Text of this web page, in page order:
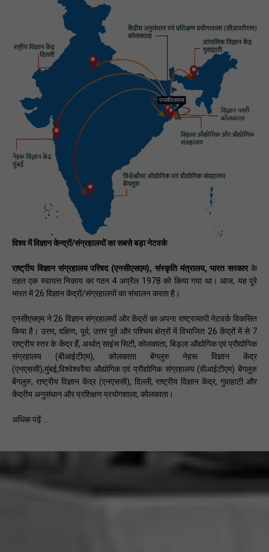
विश्व में विज्ञान केन्द्रों/संग्रहालयों का सबसे बड़ा नेटवर्क
राष्ट्रीय विज्ञान संग्रहालय परिषद (एनसीएसएम), संस्कृति मंत्रालय, भारत सरकारके
तहत एक स्वायत्त निकाय का गठन 4 अप्रैल 1978 को किया गया था। आज, यह पूरे
भारत में 26 विज्ञान केंद्रों/संग्रहालयों का संचालन करता है।
एनसीएसएम ने 26 विज्ञान संग्रहालयों और केंद्रों का अपना राष्ट्रव्यापी नेटवर्क विकसित
किया है। उत्तर, दक्षिण, पूर्व, उत्तर पूर्व और पश्चिम क्षेत्रों में विभाजित 26 केंद्रों में से 7
राष्ट्रीय स्तर के केंद्र हैं, अर्थात् साइंस सिटी, कोलकाता, बिड़ला औ‌द्योगिक एवं प्रौ‌द्योगिक
संग्रहालय (बीआईटीएम), कोलकाता बेंगलुरु नेहरू विज्ञान केंद्र
(एनएससी),मुंबई,विश्वेश्वरैया औ‌द्योगिक एवं प्रौ‌द्योगिक संग्रहालय (वीआईटीएम) बेंगलुरु
बेंगलुरु, राष्ट्रीय विज्ञान केंद्र (एनएससी), दिल्ली, राष्ट्रीय विज्ञान केंद्र, गुवाहाटी और
केंद्रीय अनुसंधान और प्रशिक्षण प्रयोगशाला, कोलकाता।
अधिक पढ़ें ...